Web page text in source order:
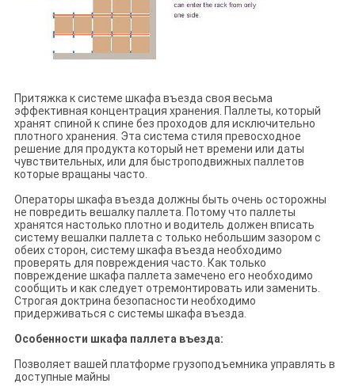
Притяжка к системе шкафа въезда своя весьма
эффективная концентрация хранения. Паллеты, который
хранят спиной к спине без проходов для исключительно
плотного хранения. Эта система стиля превосходное
решение для продукта который нет времени или даты
чувствительных, или для быстроподвижных паллетов
которые вращаны часто.
Операторы шкафа въезда должны быть очень осторожны
не повредить вешалку паллета. Потому что паллеты
хранятся настолько плотно и водитель должен вписать
систему вешалки паллета с только небольшим зазором с
обеих сторон, систему шкафа въезда необходимо
проверять для повреждения часто. Как только
повреждение шкафа паллета замечено его необходимо
сообщить и как следует отремонтировать или заменить.
Строгая доктрина безопасности необходимо
придерживаться с системы шкафа въезда.
Особенности шкафа паллета въезда:
Позволяет вашей платформе грузоподъемника управлять в
доступные майны